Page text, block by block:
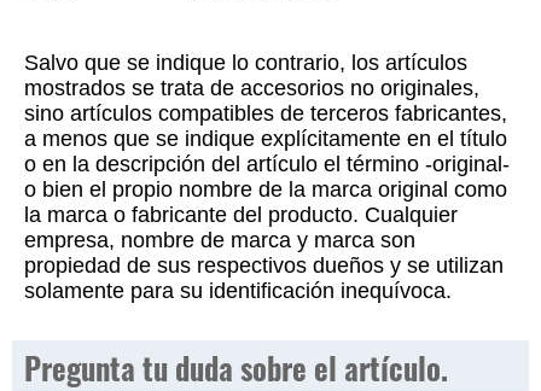
Salvo que se indique lo contrario, los artículos
mostrados se trata de accesorios no originales,
sino artículos compatibles de terceros fabricantes,
a menos que se indique explícitamente en el título
o en la descripción del artículo el término -original-
o bien el propio nombre de la marca original como
la marca o fabricante del producto. Cualquier
empresa, nombre de marca y marca son
propiedad de sus respectivos dueños y se utilizan
solamente para su identificación inequívoca.
Pregunta tu duda sobre el artículo.